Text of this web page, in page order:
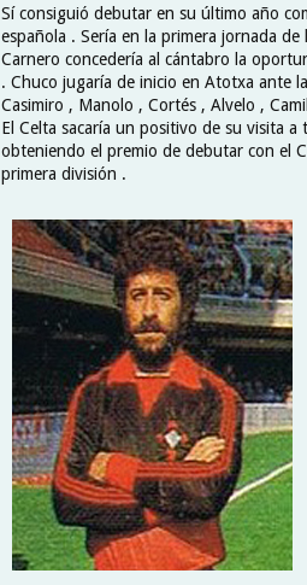
Sí consiguió debutar en su último año
española . Sería en la primera jornada
Carnero concedería al cántabro la
. Chuco jugaría de inicio en Atotxa ante
Casimiro , Manolo , Cortés , Alvelo ,
El Celta sacaría un positivo de su visita
obteniendo el premio de debutar con el
primera división .